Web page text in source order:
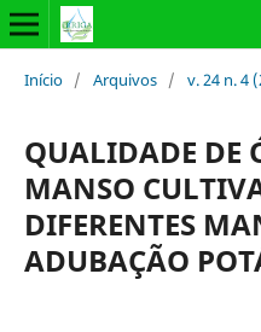
Início / Arquivos / v. 24 n. 4
QUALIDADE DE
MANSO
DIFERENTES
ADUBAÇÃO